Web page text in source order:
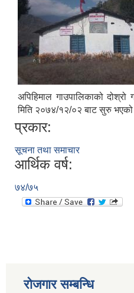
अपिहिमाल गाउपालिकाको
मिति २०७४/१२/०२ बाट सुरु
प्रकार:
सूचना तथा समाचार
आर्थिक वर्ष:
७४/७५
रोजगार सम्बन्धि